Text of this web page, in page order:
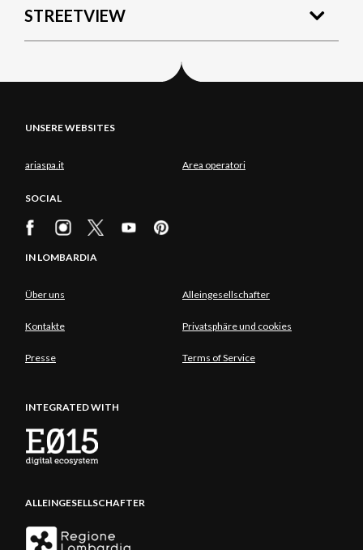
STREETVIEW
UNSERE WEBSITES
ariaspa.it Area operatori
SOCIAL
IN LOMBARDIA
Über uns Alleingesellschafter
Kontakte Privatsphäre und cookies
Presse Terms of Service
INTEGRATED WITH
ALLEINGESELLSCHAFTER